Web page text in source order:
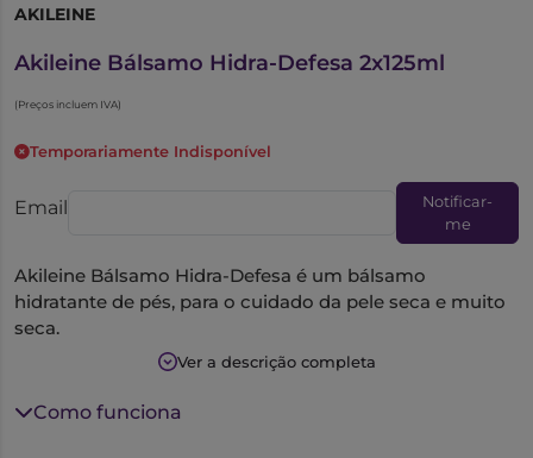
AKILEINE
Akileine Bálsamo Hidra-Defesa 2x125ml
(Preços incluem IVA)
Temporariamente Indisponível
Email
Notificar-
me
Akileine Bálsamo Hidra-Defesa é um bálsamo
hidratante de pés, para o cuidado da pele seca e muito
seca.
Feito à base de ingredientes hidratantes,
antibacterianos e antioxidantes.
Ver a descrição completa
Como funciona